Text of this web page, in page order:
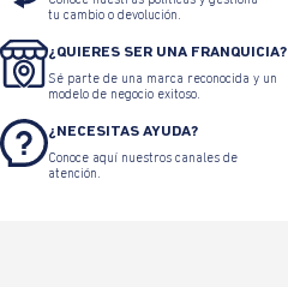
tu cambio o devolución.
¿QUIERES SER UNA FRANQUICIA?
Sé parte de una marca reconocida y un
modelo de negocio exitoso.
¿NECESITAS AYUDA?
Conoce aquí nuestros canales de
atención.